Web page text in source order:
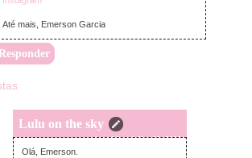
Até mais, Emerson Garcia
Lulu on the sky
quinta-feira, julho 02, 2026
Olá, Emerson.